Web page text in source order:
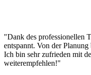
"Dank des professionellen
entspannt. Von der
Ich bin sehr zufrieden mit
weiterempfehlen!"